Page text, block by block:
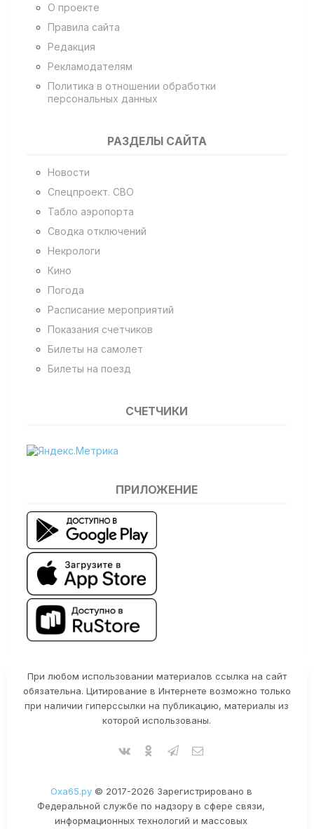
О проекте
Правила сайта
Редакция
Рекламодателям
Политика в отношении обработки
персональных данных
РАЗДЕЛЫ САЙТА
Новости
Спецпроект. СВО
Табло аэропорта
Сводка отключений
Некрологи
Кино
Погода
Расписание мероприятий
Показания счетчиков
Билеты на самолет
Билеты на поезд
СЧЕТЧИКИ
ПРИЛОЖЕНИЕ
При любом использовании материалов ссылка на сайт
обязательна. Цитирование в Интернете возможно только
при наличии гиперссылки на публикацию, материалы из
которой использованы.
Оха65.ру© 2017-2026 Зарегистрировано в
Федеральной службе по надзору в сфере связи,
информационных технологий и массовых